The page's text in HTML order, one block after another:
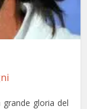
gloria del